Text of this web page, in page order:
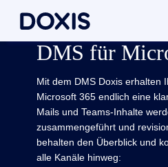
DMS für
Mit dem DMS Doxis erhalten
Microsoft 365 endlich eine
Mails und Teams-Inhalte
zusammengeführt und
behalten den Überblick und
alle Kanäle hinweg: